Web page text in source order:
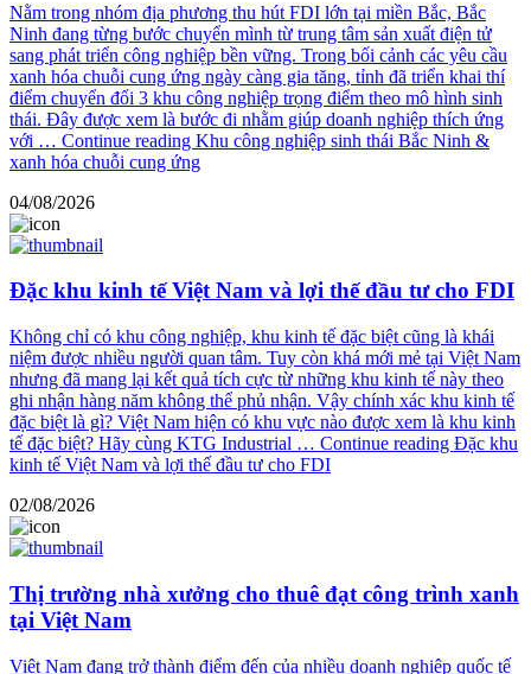
Nằm trong nhóm địa phương thu hút FDI lớn tại miền Bắc, Bắc
Ninh đang từng bước chuyển mình từ trung tâm sản xuất điện tử
sang phát triển công nghiệp bền vững. Trong bối cảnh các yêu cầu
xanh hóa chuỗi cung ứng ngày càng gia tăng, tỉnh đã triển khai thí
điểm chuyển đổi 3 khu công nghiệp trọng điểm theo mô hình sinh
thái. Đây được xem là bước đi nhằm giúp doanh nghiệp thích ứng
với … Continue reading Khu công nghiệp sinh thái Bắc Ninh &
xanh hóa chuỗi cung ứng
04/08/2026
Đặc khu kinh tế Việt Nam và lợi thế đầu tư cho FDI
Không chỉ có khu công nghiệp, khu kinh tế đặc biệt cũng là khái
niệm được nhiều người quan tâm. Tuy còn khá mới mẻ tại Việt Nam
nhưng đã mang lại kết quả tích cực từ những khu kinh tế này theo
ghi nhận hàng năm không thể phủ nhận. Vậy chính xác khu kinh tế
đặc biệt là gì? Việt Nam hiện có khu vực nào được xem là khu kinh
tế đặc biệt? Hãy cùng KTG Industrial … Continue reading Đặc khu
kinh tế Việt Nam và lợi thế đầu tư cho FDI
02/08/2026
Thị trường nhà xưởng cho thuê đạt công trình xanh
tại Việt Nam
Việt Nam đang trở thành điểm đến của nhiều doanh nghiệp quốc tế